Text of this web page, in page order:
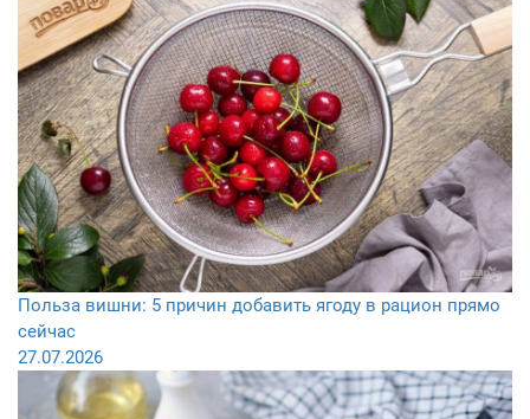
Польза вишни: 5 причин добавить ягоду в рацион прямо
сейчас
27.07.2026